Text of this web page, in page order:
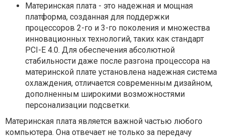
Материнская плата - это надежная и мощная
платформа, созданная для поддержки
процессоров 2-го и 3-го поколения и множества
инновационных технологий, таких как стандарт
PCI-E 4.0. Для обеспечения абсолютной
стабильности даже после разгона процессора на
материнской плате установлена ​​надежная система
охлаждения, отличается современным дизайном,
дополненным широкими возможностями
персонализации подсветки.
Материнская плата является важной частью любого
компьютера. Она отвечает не только за передачу